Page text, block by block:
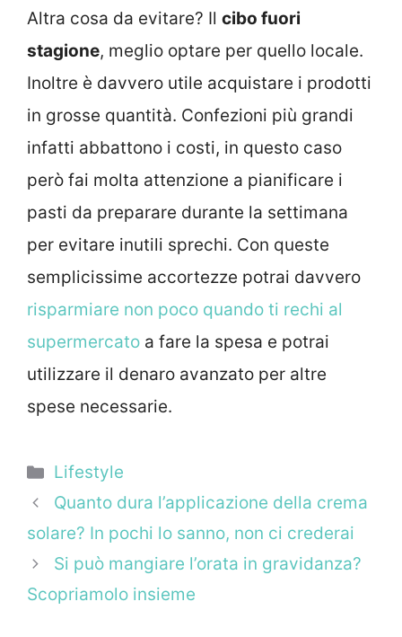
Altra cosa da evitare? Il cibo fuori
stagione, meglio optare per quello locale.
Inoltre è davvero utile acquistare i prodotti
in grosse quantità. Confezioni più grandi
infatti abbattono i costi, in questo caso
però fai molta attenzione a pianificare i
pasti da preparare durante la settimana
per evitare inutili sprechi. Con queste
semplicissime accortezze potrai davvero
risparmiare non poco quando ti rechi al
supermercato a fare la spesa e potrai
utilizzare il denaro avanzato per altre
spese necessarie.
Categorie
Lifestyle
Quanto dura l’applicazione della crema
solare? In pochi lo sanno, non ci crederai
Si può mangiare l’orata in gravidanza?
Scopriamolo insieme